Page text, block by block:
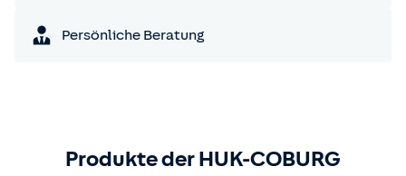
Persönliche Beratung
Produkte der HUK-COBURG